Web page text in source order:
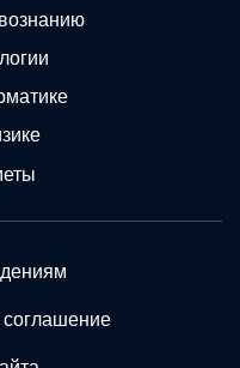
соглашение